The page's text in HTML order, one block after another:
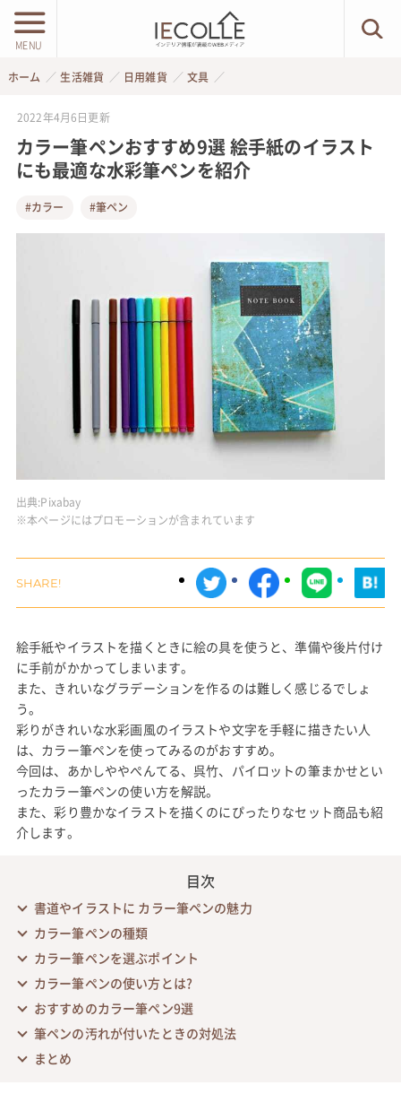
MENU
ホーム 生活雑貨 日用雑貨 文具
2022年4月6日更新
カラー筆ペンおすすめ9選 絵手紙のイラスト
にも最適な水彩筆ペンを紹介
#カラー #筆ペン
出典:Pixabay
※本ページにはプロモーションが含まれています
絵手紙やイラストを描くときに絵の具を使うと、準備や後片付け
に手前がかかってしまいます。
また、きれいなグラデーションを作るのは難しく感じるでしょ
う。
彩りがきれいな水彩画風のイラストや文字を手軽に描きたい人
は、カラー筆ペンを使ってみるのがおすすめ。
今回は、あかしややぺんてる、呉竹、パイロットの筆まかせとい
ったカラー筆ペンの使い方を解説。
また、彩り豊かなイラストを描くのにぴったりなセット商品も紹
介します。
目次
書道やイラストに カラー筆ペンの魅力
カラー筆ペンの種類
カラー筆ペンを選ぶポイント
カラー筆ペンの使い方とは?
おすすめのカラー筆ペン9選
筆ペンの汚れが付いたときの対処法
まとめ